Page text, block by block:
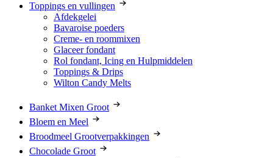
Toppings en vullingen
Afdekgelei
Bavaroise poeders
Creme- en roommixen
Glaceer fondant
Rol fondant, Icing en Hulpmiddelen
Toppings & Drips
Wilton Candy Melts
Banket Mixen Groot
Bloem en Meel
Broodmeel Grootverpakkingen
Chocolade Groot